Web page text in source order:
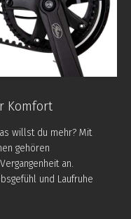
Komfort
willst du mehr? Mit
gehören
an.
und Laufruhe